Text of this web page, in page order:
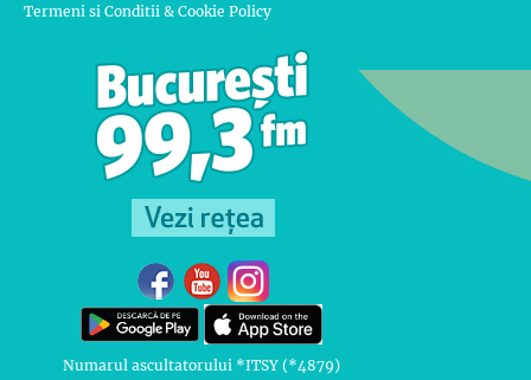
Termeni si Conditii & Cookie Policy
Numarul ascultatorului *ITSY (*4879)